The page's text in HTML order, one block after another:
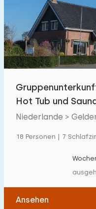
Hot Tub und
Blanken
Niederlande >
18 Personen | 7
Ansehen